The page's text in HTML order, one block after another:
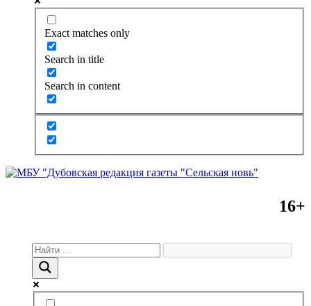
Exact matches only
Search in title
Search in content
16+